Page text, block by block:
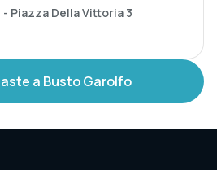
Piazza Della Vittoria 3
a Busto Garolfo